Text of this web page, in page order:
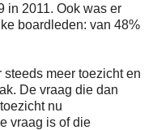
in 2011. Ook was er
boardleden: van 48%
meer toezicht en
De vraag die dan
nu
vraag is of die